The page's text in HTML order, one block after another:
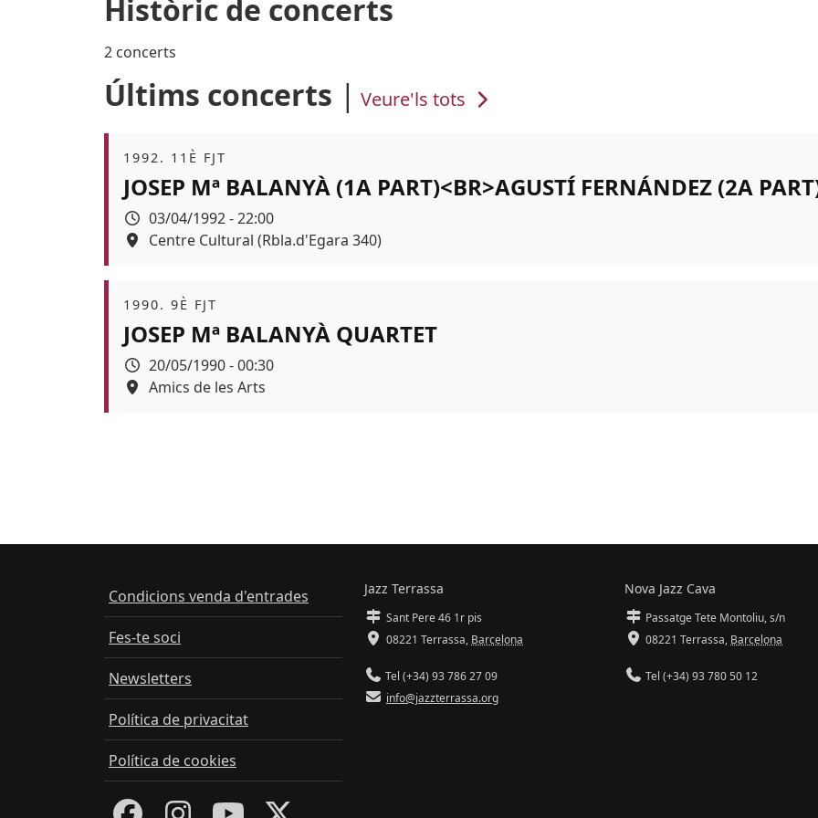
Històric de concerts
2 concerts
Últims concerts Veure'ls tots
Àmbit
1992. 11È FJT
JOSEP Mª BALANYÀ (1A PART)<BR>AGUSTÍ FERNÁNDEZ (2A
Data
03/04/1992 - 22:00
Espai
Centre Cultural (Rbla.d'Egara 340)
Àmbit
1990. 9È FJT
JOSEP Mª BALANYÀ QUARTET
Data
20/05/1990 - 00:30
Espai
Amics de les Arts
Condicions venda d'entrades
Fes-te soci
Newsletters
Política de privacitat
Política de cookies
Jazz Terrassa
Sant Pere 46 1r pis
08221 Terrassa, Barcelona
Tel (+34) 93 786 27 09
info@jazzterrassa.org
Nova Jazz Cava
Passatge Tete Montoliu, s/n
08221 Terrassa, Barcelona
Tel (+34) 93 780 50 12